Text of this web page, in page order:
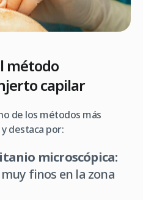
método
capilar
de los métodos más
destaca por:
microscópica:
finos en la zona